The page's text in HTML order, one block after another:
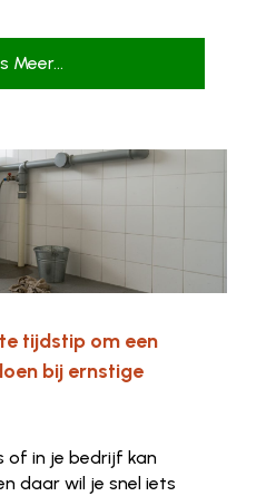
Meer...
tijdstip om een
bij ernstige
of in je bedrijf kan
daar wil je snel iets